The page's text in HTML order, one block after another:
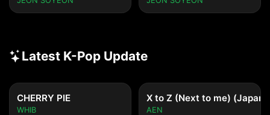
Latest K-Pop Update
CHERRY PIE
WHIB
X to Z (Next to me)
AEN